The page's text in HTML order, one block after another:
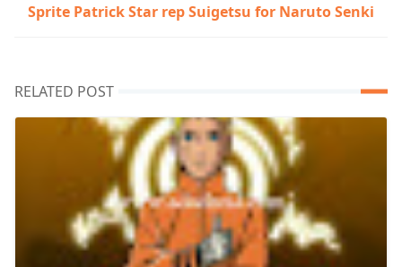
Sprite Patrick Star rep Suigetsu for Naruto Senki
RELATED POST